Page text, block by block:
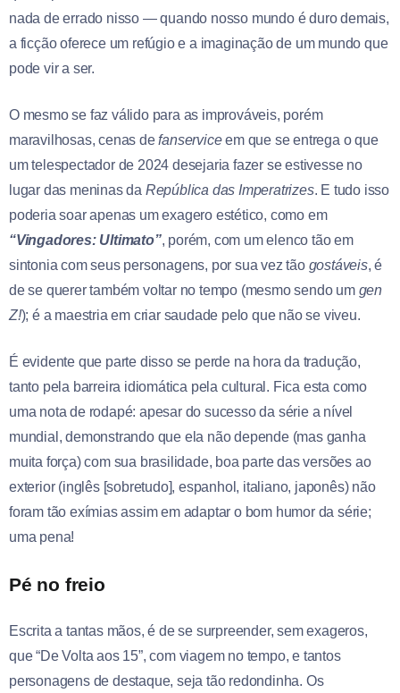
nada de errado nisso — quando nosso mundo é duro demais,
a ficção oferece um refúgio e a imaginação de um mundo que
pode vir a ser.
O mesmo se faz válido para as improváveis, porém
maravilhosas, cenas defanserviceem que se entrega o que
um telespectador de 2024 desejaria fazer se estivesse no
lugar das meninas da República das Imperatrizes. E tudo isso
poderia soar apenas um exagero estético, como em
“Vingadores: Ultimato”, porém, com um elenco tão em
sintonia com seus personagens, por sua vez tão gostáveis, é
de se querer também voltar no tempo (mesmo sendo um gen
Z!); é a maestria em criar saudade pelo que não se viveu.
É evidente que parte disso se perde na hora da tradução,
tanto pela barreira idiomática pela cultural. Fica esta como
uma nota de rodapé: apesar do sucesso da série a nível
mundial, demonstrando que ela não depende (mas ganha
muita força) com sua brasilidade, boa parte das versões ao
exterior (inglês [sobretudo], espanhol, italiano, japonês) não
foram tão exímias assim em adaptar o bom humor da série;
uma pena!
Pé no freio
Escrita a tantas mãos, é de se surpreender, sem exageros,
que “De Volta aos 15”, com viagem no tempo, e tantos
personagens de destaque, seja tão redondinha. Os